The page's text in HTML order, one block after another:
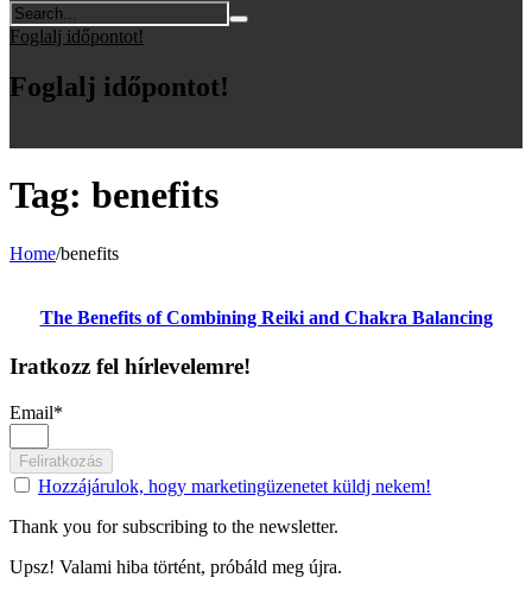
Foglalj időpontot!
Foglalj időpontot!
Tag: benefits
Home/benefits
The Benefits of Combining Reiki and Chakra Balancing
Iratkozz fel hírlevelemre!
Email*
Feliratkozás
Hozzájárulok, hogy marketingüzenetet küldj nekem!
Thank you for subscribing to the newsletter.
Upsz! Valami hiba történt, próbáld meg újra.